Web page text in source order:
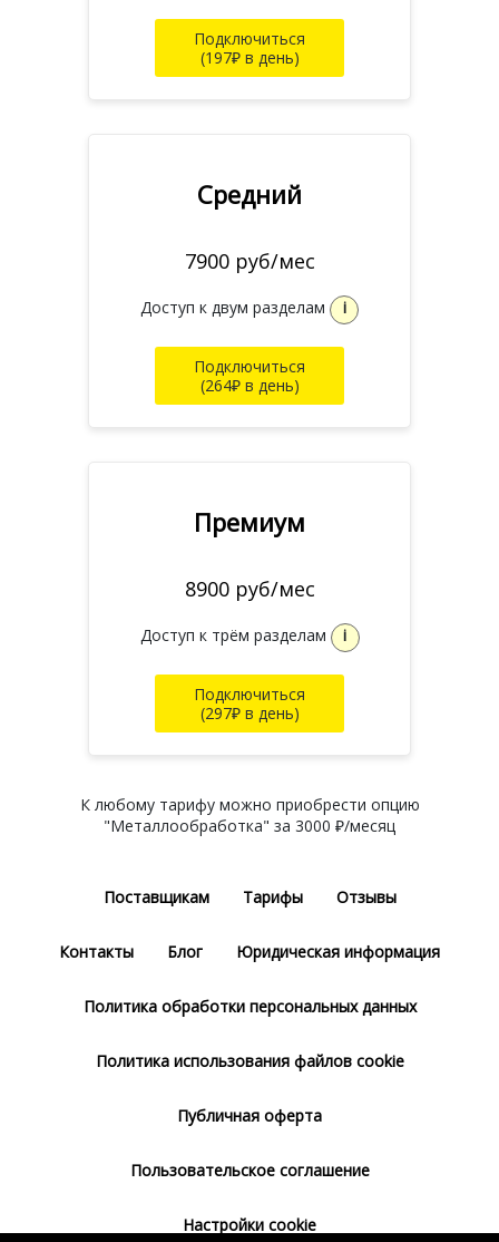
Подключиться
(197₽ в день)
Средний
7900 руб/мес
Доступ к двум разделам i
Подключиться
(264₽ в день)
Премиум
8900 руб/мес
Доступ к трём разделам i
Подключиться
(297₽ в день)
К любому тарифу можно приобрести опцию
"Металлообработка" за 3000 ₽/месяц
Поставщикам Тарифы Отзывы
Контакты Блог Юридическая информация
Политика обработки персональных данных
Политика использования файлов cookie
Публичная оферта
Пользовательское соглашение
Настройки cookie